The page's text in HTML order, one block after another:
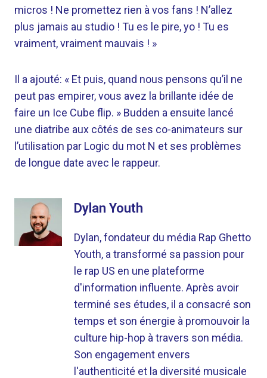
micros ! Ne promettez rien à vos fans ! N’allez
plus jamais au studio ! Tu es le pire, yo ! Tu es
vraiment, vraiment mauvais ! »
Il a ajouté: « Et puis, quand nous pensons qu’il ne
peut pas empirer, vous avez la brillante idée de
faire un Ice Cube flip. » Budden a ensuite lancé
une diatribe aux côtés de ses co-animateurs sur
l’utilisation par Logic du mot N et ses problèmes
de longue date avec le rappeur.
Dylan Youth
Dylan, fondateur du média Rap Ghetto
Youth, a transformé sa passion pour
le rap US en une plateforme
d'information influente. Après avoir
terminé ses études, il a consacré son
temps et son énergie à promouvoir la
culture hip-hop à travers son média.
Son engagement envers
l'authenticité et la diversité musicale